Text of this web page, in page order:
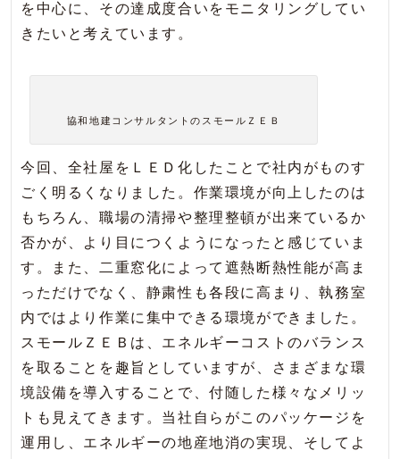
を中心に、その達成度合いをモニタリングしてい
きたいと考えています。
協和地建コンサルタントのスモールＺＥＢ
今回、全社屋をＬＥＤ化したことで社内がものす
ごく明るくなりました。作業環境が向上したのは
もちろん、職場の清掃や整理整頓が出来ているか
否かが、より目につくようになったと感じていま
す。また、二重窓化によって遮熱断熱性能が高ま
っただけでなく、静粛性も各段に高まり、執務室
内ではより作業に集中できる環境ができました。
スモールＺＥＢは、エネルギーコストのバランス
を取ることを趣旨としていますが、さまざまな環
境設備を導入することで、付随した様々なメリッ
トも見えてきます。当社自らがこのパッケージを
運用し、エネルギーの地産地消の実現、そしてよ